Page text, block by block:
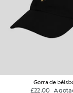
Gorra de
£22.00